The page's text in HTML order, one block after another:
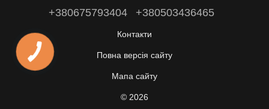
+380675793404 +380503436465
Контакти
Повна версія сайту
Мапа сайту
© 2026